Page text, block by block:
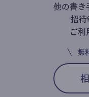
他の書き
招待
ご利
無